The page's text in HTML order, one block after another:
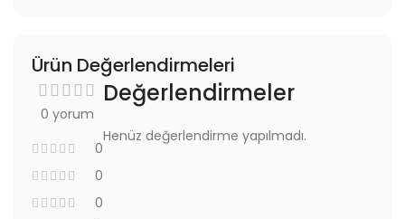
Ürün Değerlendirmeleri
0 yorum
0
0
0
Değerlendirmeler
Henüz değerlendirme yapılmadı.